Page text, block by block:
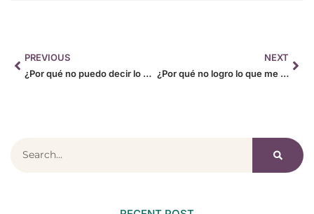
PREVIOUS
¿Por qué no puedo decir lo que siento?
NEXT
¿Por qué no logro lo que me propongo?